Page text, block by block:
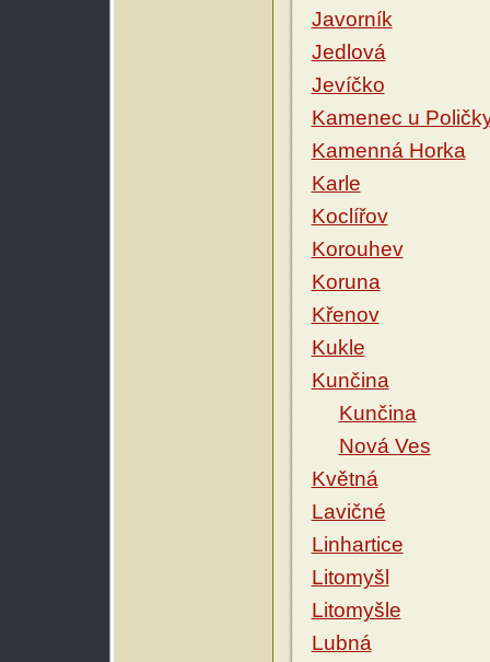
Javorník
Jedlová
Jevíčko
Kamenec u
Kamenná Horka
Karle
Koclířov
Korouhev
Koruna
Křenov
Kukle
Kunčina
Kunčina
Nová Ves
Květná
Lavičné
Linhartice
Litomyšl
Litomyšle
Lubná